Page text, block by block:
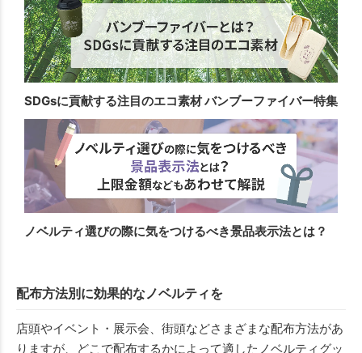
SDGsに貢献する注目のエコ素材 バンブーファイバー特集
ノベルティ選びの際に気をつけるべき景品表示法とは？
配布方法別に効果的なノベルティを
店頭やイベント・展示会、街頭などさまざまな配布方法があ
りますが、どこで配布するかによって適したノベルティグッ